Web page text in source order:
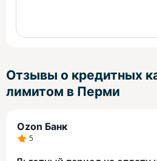
Отзывы о кредитных
лимитом в Перми
Ozon Банк
5